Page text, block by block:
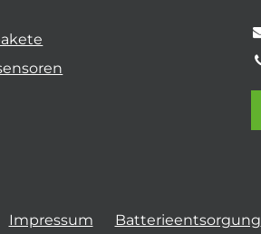
Impressum Batterieentsorgung